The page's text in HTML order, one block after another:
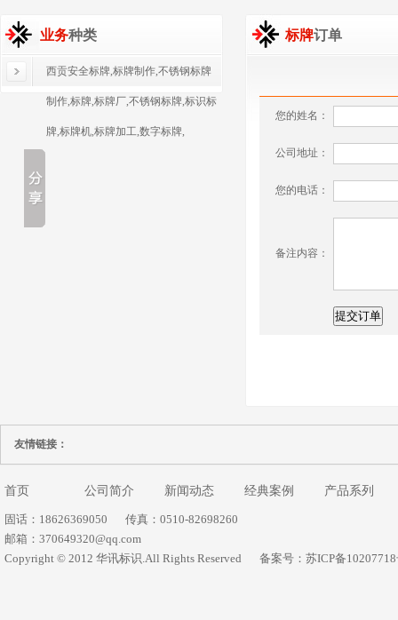
业务种类
西贡安全标牌,标牌制作,不锈钢标牌
制作,标牌,标牌厂,不锈钢标牌,标识标
牌,标牌机,标牌加工,数字标牌,
标牌订单
您的姓名：
公司地址：
您的电话：
备注内容：
友情链接：
首页 公司简介 新闻动态 经典案例 产品系列
固话：18626369050
传真：0510-82698260
邮箱：370649320@qq.com
Copyright © 2012 华讯标识.All Rights Reserved
备案号：苏ICP备